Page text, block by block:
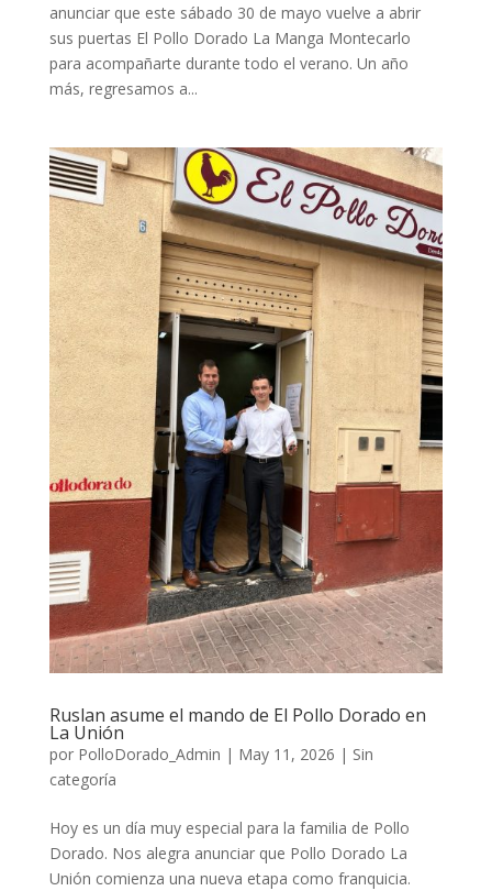
anunciar que este sábado 30 de mayo vuelve a abrir
sus puertas El Pollo Dorado La Manga Montecarlo
para acompañarte durante todo el verano. Un año
más, regresamos a...
Ruslan asume el mando de El Pollo Dorado en
La Unión
por PolloDorado_Admin | May 11, 2026 | Sin
categoría
Hoy es un día muy especial para la familia de Pollo
Dorado. Nos alegra anunciar que Pollo Dorado La
Unión comienza una nueva etapa como franquicia.